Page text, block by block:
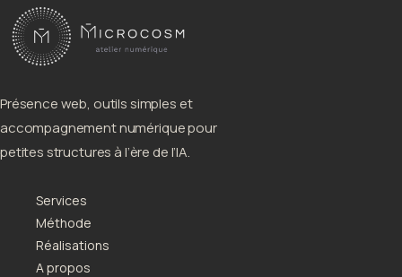
Présence web, outils simples et
accompagnement numérique pour
petites structures à l’ère de l’IA.
Services
Méthode
Réalisations
A propos